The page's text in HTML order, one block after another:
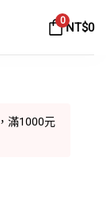
0NT$0
滿1000元